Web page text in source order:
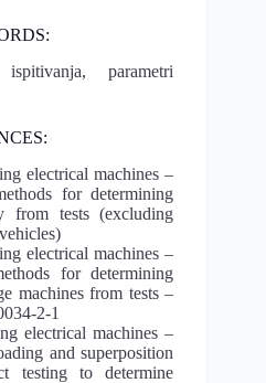
parametri
electrical machines –
for determining
from tests (excluding
electrical machines –
for determining
machines from tests –
2-1
electrical machines –
and superposition
testing to determine